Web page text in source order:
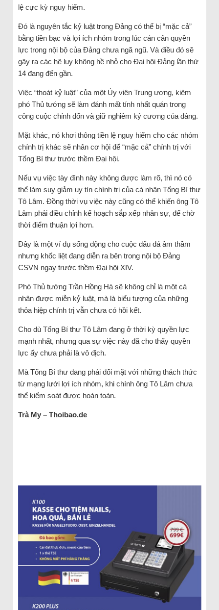
lệ cực kỳ nguy hiểm.
Đó là nguyên tắc kỷ luật trong Đảng có thể bị “mặc cả”
bằng tiền bạc và lợi ích nhóm trong lúc cán cân quyền
lực trong nội bộ của Đảng chưa ngã ngũ. Và điều đó sẽ
gây ra các hệ lụy không hề nhỏ cho Đại hội Đảng lần thứ
14 đang đến gần.
Việc “thoát kỷ luật” của một Ủy viên Trung ương, kiêm
phó Thủ tướng sẽ làm đánh mất tính nhất quán trong
công cuộc chỉnh đốn và giữ nghiêm kỷ cương của đảng.
Mặt khác, nó khơi thông tiền lệ nguy hiểm cho các nhóm
chính trị khác sẽ nhân cơ hội để “mặc cả” chính trị với
Tổng Bí thư trước thềm Đại hội.
Nếu vụ việc tày đình này không được làm rõ, thì nó có
thể làm suy giảm uy tín chính trị của cá nhân Tổng Bí thư
Tô Lâm. Đồng thời vụ việc này cũng có thể khiến ông Tô
Lâm phải điều chỉnh kế hoạch sắp xếp nhân sự, để chờ
thời điểm thuận lợi hơn.
Đây là một ví dụ sống động cho cuộc đấu đá âm thầm
nhưng khốc liệt đang diễn ra bên trong nội bộ Đảng
CSVN ngay trước thềm Đại hội XIV.
Phó Thủ tướng Trần Hồng Hà sẽ không chỉ là một cá
nhân được miễn kỷ luật, mà là biểu tượng của những
thỏa hiệp chính trị vẫn chưa có hồi kết.
Cho dù Tổng Bí thư Tô Lâm đang ở thời kỳ quyền lực
mạnh nhất, nhưng qua sự việc này đã cho thấy quyền
lực ấy chưa phải là vô địch.
Mà Tổng Bí thư đang phải đối mặt với những thách thức
từ mạng lưới lợi ích nhóm, khi chính ông Tô Lâm chưa
thể kiểm soát được hoàn toàn.
Trà My – Thoibao.de